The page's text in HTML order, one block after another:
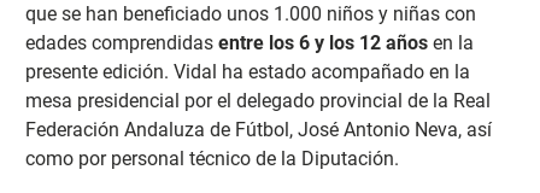
que se han beneficiado unos 1.000 niños y niñas con
edades comprendidas entre los 6 y los 12 añosen la
presente edición. Vidal ha estado acompañado en la
mesa presidencial por el delegado provincial de la Real
Federación Andaluza de Fútbol, José Antonio Neva, así
como por personal técnico de la Diputación.